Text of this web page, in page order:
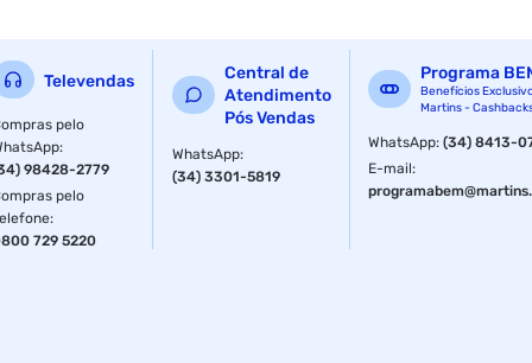
Televendas
pelo
:
98428-2779
pelo
:
729 5220
Central de
Atendimento
Pós Vendas
WhatsApp:
(34) 3301-5819
Programa
Benefícios
Martins -
WhatsApp:(34) 8413-
E-mail: